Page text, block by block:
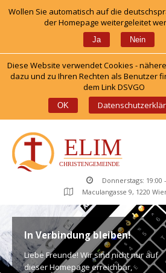
Wollen Sie automatisch auf die
der Homepage weitergeleitet
Ja Nein
Diese Website verwendet Cookies -
dazu und zu Ihren Rechten als Benutzer
dem Link DSVGO
OK
Donnerstags: 19:00
Maculangasse 9, 1220
In Verbindung bleiben!
Liebe Freunde! Wir sind nicht nur auf
dieser Homepage erreichbar,